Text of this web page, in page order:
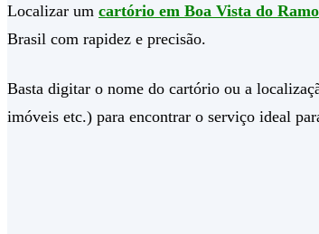
Localizar um cartório em Boa Vista do
Brasil com rapidez e precisão.
Basta digitar o nome do cartório ou a
imóveis etc.) para encontrar o serviço ideal